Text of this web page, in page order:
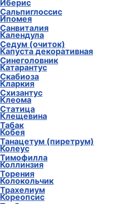
Сальпиглоссис
Санвиталия
Седум (очиток)
Синеголовник
Скабиоза
Схизантус
Статица
Табак
Танацетум (пиретрум)
Тимофилла
Торения
Трахелиум
Иберис
Ипомея
Календула
Капуста декоративная
Катарантус
Кларкия
Клеома
Клещевина
Кобея
Колеус
Коллинзия
Колокольчик
Кореопсис